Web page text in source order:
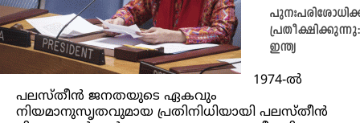
പ്രതീക്ഷിക്കുന്നു:
ഇന്ത്യ
1974-ൽ
പലസ്തീൻ ജനതയുടെ ഏകവും
നിയമാനുസൃതവുമായ പ്രതിനിധിയായി പലസ്തീൻ